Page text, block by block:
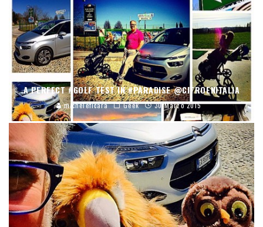
A PERFECT #GOLF TEST IN #PARADISE @CITROENITALIA
micheleficara Geek 30 Marzo 2015